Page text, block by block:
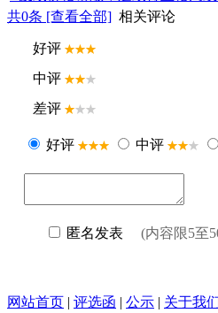
共0条 [查看全部] 相关评论
网站首页 | 评选函 | 公示 | 关于我